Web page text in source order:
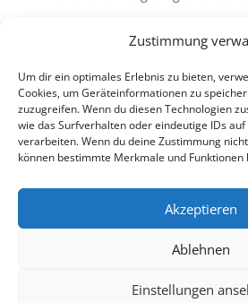
Zustimmung
Um dir ein optimales Erlebnis zu bieten,
Cookies, um Geräteinformationen zu
zuzugreifen. Wenn du diesen Technologien
wie das Surfverhalten oder eindeutige IDs
verarbeiten. Wenn du deine Zustimmung
können bestimmte Merkmale und
Akzeptieren
Ablehnen
Einstellungen
Schulen & Kindergärten in
„Brennen für das Leben “ – die
ist bald am Ziel
Neueste
Impressum